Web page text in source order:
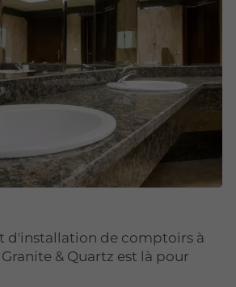
d'installation de comptoirs à
& Quartz est là pour